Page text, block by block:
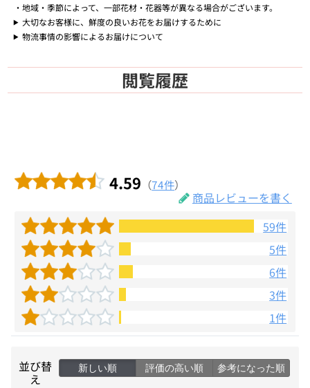
地域・季節によって、一部花材・花器等が異なる場合がございます。
大切なお客様に、鮮度の良いお花をお届けするために
物流事情の影響によるお届けについて
閲覧履歴
4.59 （74件）
商品レビューを書く
59件
5件
6件
3件
1件
並び替
え
新しい順 評価の高い順 参考になった順